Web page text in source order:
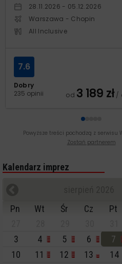
28.11.2026 - 05.12.2026
Warszawa - Chopin
All Inclusive
Dobry
235 opinii
7.6
od 3 189 zł/
Powyższe treści pochodzą z serwisu
Zostań partnerem
Kalendarz imprez
Pn
Wt Śr Cz Pt
3
4 5 6 7
10
11 12 13 14